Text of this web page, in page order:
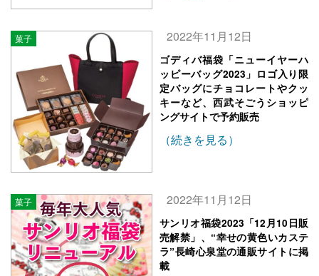
菓子 2022年11月12日
ゴディバ福袋「ニューイヤーハ
ッピーバッグ2023」ロゴ入り限
定バッグにチョコレートやクッ
キーなど、西武そごうショッピ
ングサイトで予約販売
（続きを見る）
菓子 2022年11月12日
サンリオ福袋2023「12月10日販
売解禁」、“幸せの黄色いカステ
ラ”長崎心泉堂の通販サイトに掲
載